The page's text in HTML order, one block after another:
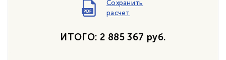
Сохранить
расчет
ИТОГО: 2 885 367 руб.